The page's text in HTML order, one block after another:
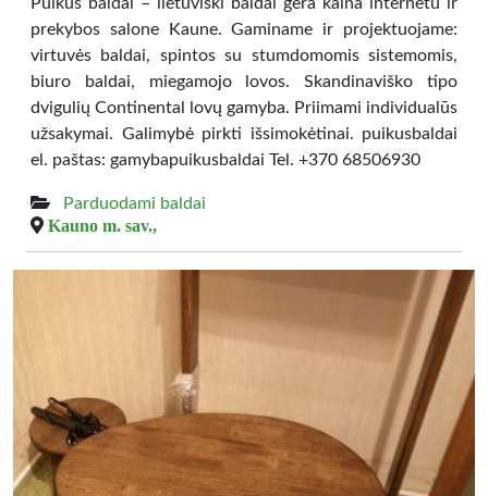
prekybos salone Kaune. Gaminame ir projektuojame:
virtuvės baldai, spintos su stumdomomis sistemomis,
biuro baldai, miegamojo lovos. Skandinaviško tipo
dvigulių Continental lovų gamyba. Priimami individualūs
užsakymai. Galimybė pirkti išsimokėtinai. puikusbaldai
el. paštas: gamybapuikusbaldai Tel. +370 68506930
Parduodami baldai
Kauno m. sav.,